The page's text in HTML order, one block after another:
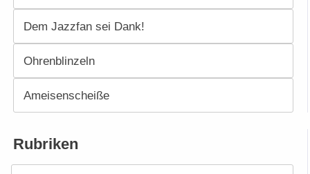
Dem Jazzfan sei Dank!
Ohrenblinzeln
Ameisenscheiße
Rubriken